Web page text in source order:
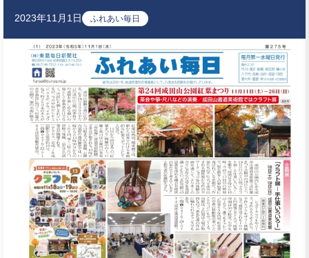
2023年11月1日 ふれあい毎日